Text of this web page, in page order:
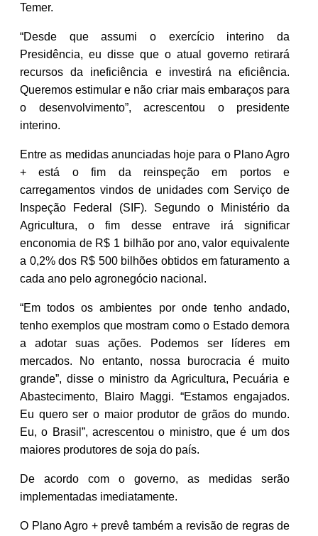
Temer.
“Desde que assumi o exercício interino da
Presidência, eu disse que o atual governo retirará
recursos da ineficiência e investirá na eficiência.
Queremos estimular e não criar mais embaraços para
o desenvolvimento”, acrescentou o presidente
interino.
Entre as medidas anunciadas hoje para o Plano Agro
+ está o fim da reinspeção em portos e
carregamentos vindos de unidades com Serviço de
Inspeção Federal (SIF). Segundo o Ministério da
Agricultura, o fim desse entrave irá significar
enconomia de R$ 1 bilhão por ano, valor equivalente
a 0,2% dos R$ 500 bilhões obtidos em faturamento a
cada ano pelo agronegócio nacional.
“Em todos os ambientes por onde tenho andado,
tenho exemplos que mostram como o Estado demora
a adotar suas ações. Podemos ser líderes em
mercados. No entanto, nossa burocracia é muito
grande”, disse o ministro da Agricultura, Pecuária e
Abastecimento, Blairo Maggi. “Estamos engajados.
Eu quero ser o maior produtor de grãos do mundo.
Eu, o Brasil”, acrescentou o ministro, que é um dos
maiores produtores de soja do país.
De acordo com o governo, as medidas serão
implementadas imediatamente.
O Plano Agro + prevê também a revisão de regras de